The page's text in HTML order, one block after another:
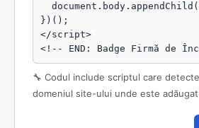
})();
</script>
<!-- END: Badge Firmă de
🔧 Codul include scriptul care
domeniul site-ului unde este